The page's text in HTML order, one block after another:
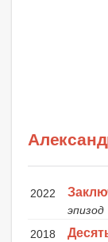
2022
эпизод
2018